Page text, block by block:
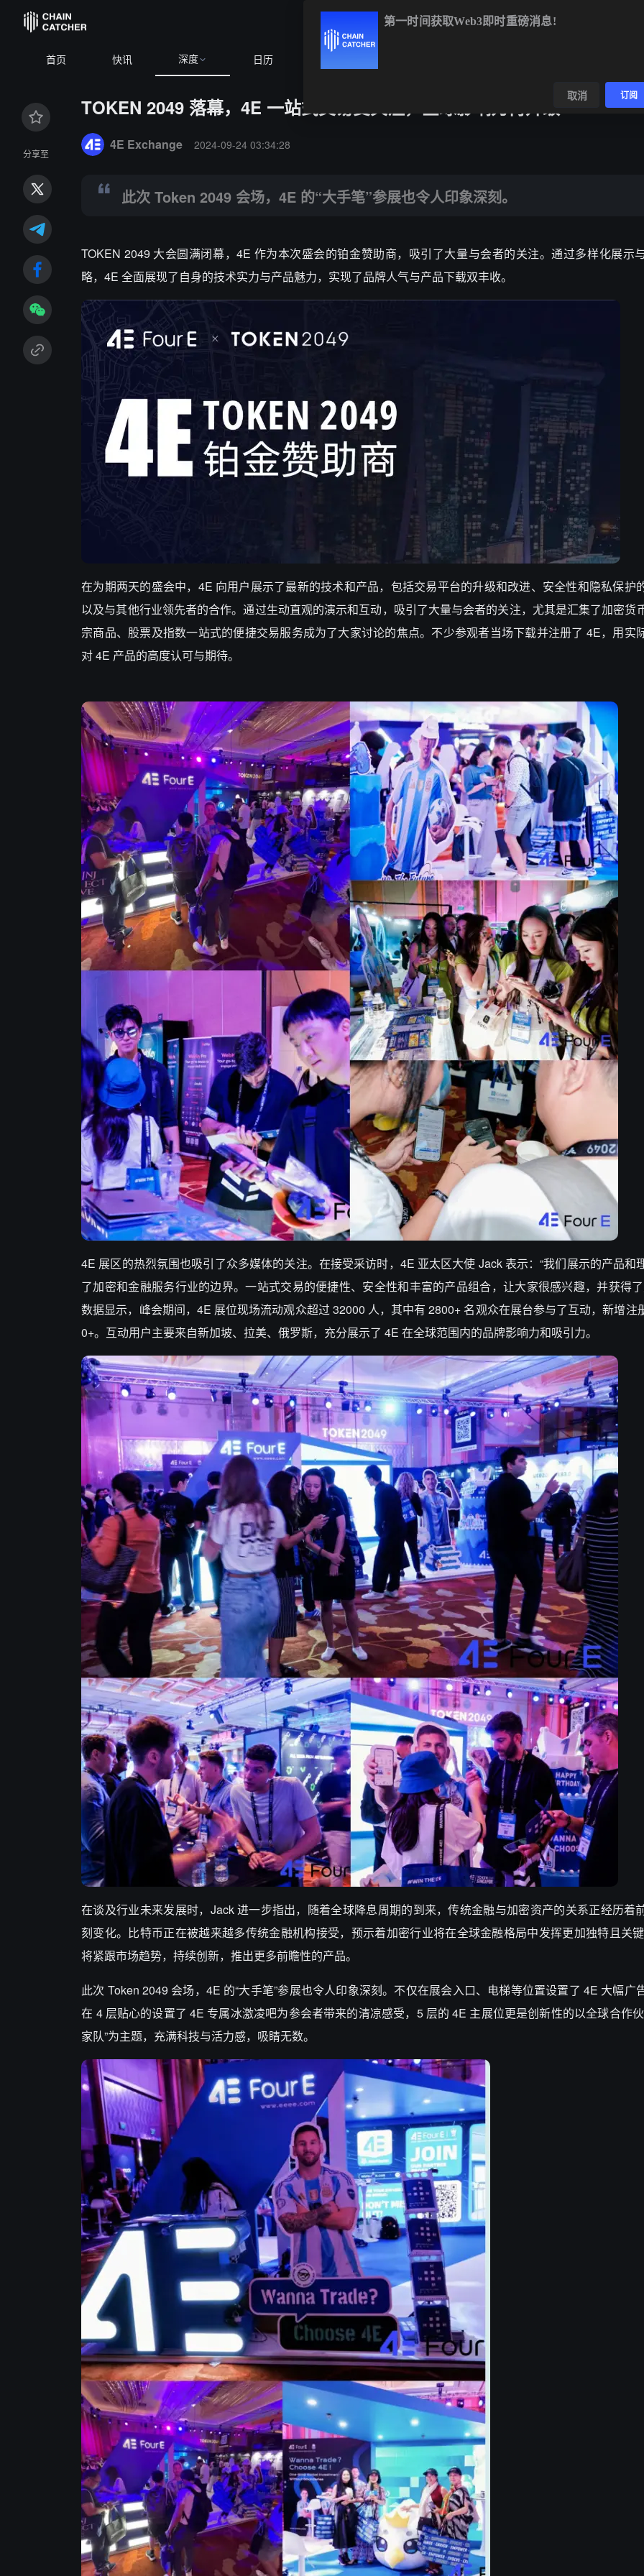
首页 快讯 深度 日历
分享至
TOKEN 2049 落幕，4E 一站式交易受关注，全球影响力再升级
4E Exchange 2024-09-24 03:34:28
此次 Token 2049 会场，4E 的“大手笔”参展也令人印象深刻。
TOKEN 2049 大会圆满闭幕，4E 作为本次盛会的铂金赞助商，吸引了大量与会者的关注。通过多样化展示
略，4E 全面展现了自身的技术实力与产品魅力，实现了品牌人气与产品下载双丰收。
在为期两天的盛会中，4E 向用户展示了最新的技术和产品，包括交易平台的升级和改进、安全性和隐私保护
以及与其他行业领先者的合作。通过生动直观的演示和互动，吸引了大量与会者的关注，尤其是汇集了加密货
宗商品、股票及指数一站式的便捷交易服务成为了大家讨论的焦点。不少参观者当场下载并注册了 4E，用实
对 4E 产品的高度认可与期待。
4E 展区的热烈氛围也吸引了众多媒体的关注。在接受采访时，4E 亚太区大使 Jack 表示：“我们展示的产品和
了加密和金融服务行业的边界。一站式交易的便捷性、安全性和丰富的产品组合，让大家很感兴趣，并获得
数据显示，峰会期间，4E 展位现场流动观众超过 32000 人，其中有 2800+ 名观众在展台参与了互动，新增注
0+。互动用户主要来自新加坡、拉美、俄罗斯，充分展示了 4E 在全球范围内的品牌影响力和吸引力。
在谈及行业未来发展时，Jack 进一步指出，随着全球降息周期的到来，传统金融与加密资产的关系正经历着
刻变化。比特币正在被越来越多传统金融机构接受，预示着加密行业将在全球金融格局中发挥更加独特且关
将紧跟市场趋势，持续创新，推出更多前瞻性的产品。
此次 Token 2049 会场，4E 的“大手笔”参展也令人印象深刻。不仅在展会入口、电梯等位置设置了 4E 大幅广
在 4 层贴心的设置了 4E 专属冰激凌吧为参会者带来的清凉感受，5 层的 4E 主展位更是创新性的以全球合作
家队”为主题，充满科技与活力感，吸睛无数。
第一时间获取Web3即时重磅消息!
取消 订阅